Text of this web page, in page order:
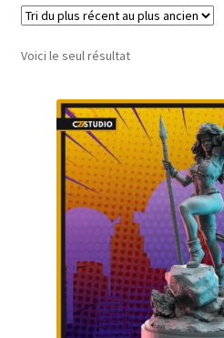
My account
Shop
Wishlist
Voici le seul résultat